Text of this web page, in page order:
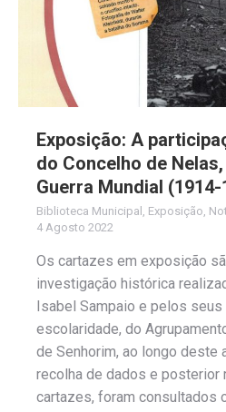
Exposição: A
do Concelho de
Guerra Mundial (1914-
Biblioteca Municipal , Exposição,
4 Agosto 2022
Os cartazes em exposição
investigação histórica
Isabel Sampaio e pelos
escolaridade, do
de Senhorim, ao longo deste
recolha de dados e posterior
cartazes, foram consultados